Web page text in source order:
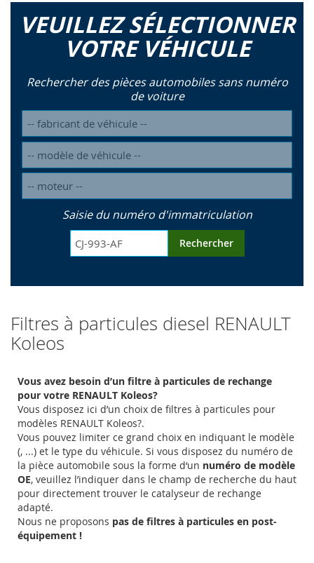
VEUILLEZ SÉLECTIONNER
VOTRE VÉHICULE
Rechercher des pièces automobiles sans numéro
de voiture
Saisie du numéro d'immatriculation
Rechercher
Filtres à particules diesel RENAULT
Koleos
Vous avez besoin d’un filtre à particules de rechange
pour votre RENAULT Koleos?
Vous disposez ici d’un choix de filtres à particules pour
modèles RENAULT Koleos?.
Vous pouvez limiter ce grand choix en indiquant le modèle
(, ...) et le type du véhicule. Si vous disposez du numéro de
la pièce automobile sous la forme d‘un numéro de modèle
OE, veuillez l’indiquer dans le champ de recherche du haut
pour directement trouver le catalyseur de rechange
adapté.
Nous ne proposons pas de filtres à particules en post-
équipement !